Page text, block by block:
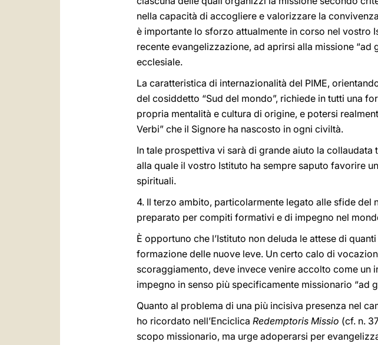
nella capacità di accogliere e valorizzare la
è importante lo sforzo attualmente in corso nel vostro
recente evangelizzazione, ad aprirsi alla missione “ad
ecclesiale.
La caratteristica di internazionalità del PIME,
del cosiddetto “Sud del mondo”, richiede in tutti una
propria mentalità e cultura di origine, e potersi
Verbi” che il Signore ha nascosto in ogni civiltà.
In tale prospettiva vi sarà di grande aiuto la
alla quale il vostro Istituto ha sempre saputo favorire
spirituali.
4. Il terzo ambito, particolarmente legato alle sfide
preparato per compiti formativi e di impegno nel
È opportuno che l’Istituto non deluda le attese di
formazione delle nuove leve. Un certo calo di
scoraggiamento, deve invece venire accolto come
impegno in senso più specificamente missionario “ad
Quanto al problema di una più incisiva presenza nel
ho ricordato nell’Enciclica Redemptoris Missio (cf. n.
scopo missionario, ma urge adoperarsi per